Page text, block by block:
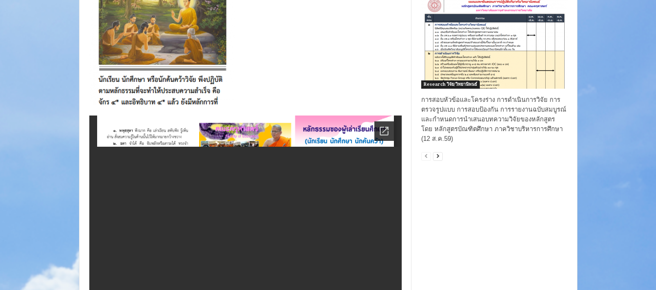
Research วิจัย/วิทยานิพนธ์
การสอบหัวข้อและโครงร่าง การดำเนินการวิจัย การ
ตรวจรูปแบบ การสอบป้องกัน การรายงานฉบับสมบูรณ์
และกำหนดการนำเสนอบทความวิจัยของหลักสูตร
โดย หลักสูตรบัณฑิตศึกษา ภาควิชาบริหารการศึกษา
(12 ส.ค.59)